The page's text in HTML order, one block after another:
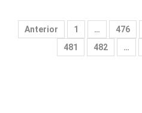
Paginación
Anterior 1 … 476
481
482 …